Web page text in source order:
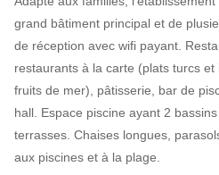
grand bâtiment principal et de
de réception avec wifi payant.
restaurants à la carte (plats turcs
fruits de mer), pâtisserie, bar de
hall. Espace piscine ayant 2
terrasses. Chaises longues,
aux piscines et à la plage.